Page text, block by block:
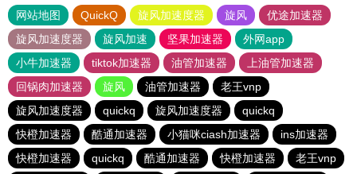
网站地图 QuickQ 旋风加速度器 旋风
优途加速器
旋风加速度器
旋风加速 坚果加速器
外网app
小牛加速器
tiktok加速器 油管加速器
上油管加速器
回锅肉加速器
旋风 油管加速器
老王vnp
旋风加速度器
quickq 旋风加速度器
quickq
快橙加速器
酷通加速器 小猫咪ciash加速器
ins加速器
快橙加速器
quickq 酷通加速器 快橙加速器 老王vnp